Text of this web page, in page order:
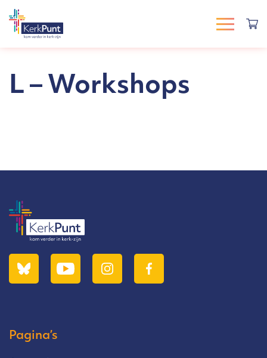
L – Workshops
Pagina’s